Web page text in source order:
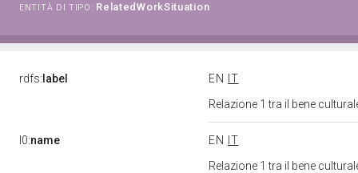
ENTITÀ DI TIPO: RelatedWorkSituation
rdfs: label EN
IT
Relazione 1 tra il bene
l0:name EN
IT
Relazione 1 tra il bene